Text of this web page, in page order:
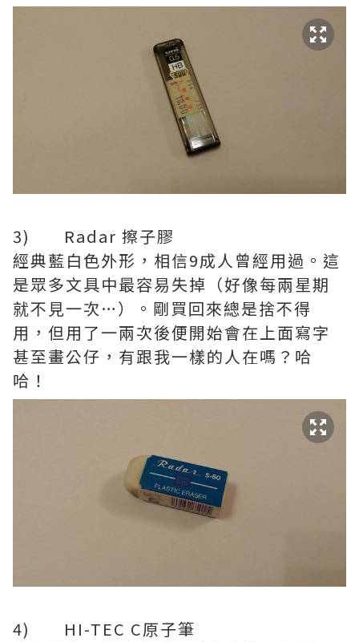
3) Radar 擦子膠
經典藍白色外形，相信9成人曾經用過。這
是眾多文具中最容易失掉（好像每兩星期
就不見一次…）。剛買回來總是捨不得
用，但用了一兩次後便開始會在上面寫字
甚至畫公仔，有跟我一樣的人在嗎？哈
哈！
4) HI-TEC C原子筆